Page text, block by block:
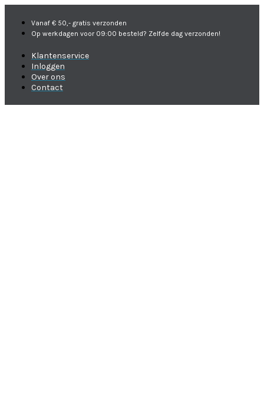
Vanaf € 50,- gratis verzonden
Op werkdagen voor 09:00 besteld? Zelfde dag verzonden!
Klantenservice
Inloggen
Over ons
Contact